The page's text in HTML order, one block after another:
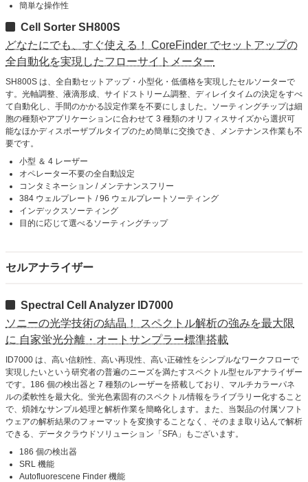
簡単な操作性
Cell Sorter SH800S
どなたにでも、すぐ使える！ CoreFinder でセットアップの
全自動化を実現したフローサイトメーター
SH800S は、全自動セットアップ・小型化・低価格を実現したセルソーターで
す。光軸調整、液滴形成、サイドストリーム調整、ディレイタイムの決定をすべ
て自動化し、手間のかかる設定作業を不要にしました。ソーティングチップは細
胞の種類やアプリケーションに合わせて 3 種類のオリフィスサイズから選択可
能なほかディスポーザブルタイプのため簡単に交換でき、メンテナンス作業も不
要です。
小型 ＆ 4 レーザー
オペレーター不要の全自動設定
コンタミネーション / メンテナンスフリー
384 ウェルプレート / 96 ウェルプレートソーティング
インデックスソーティング
目的に応じて選べるソーティングチップ
セルアナライザー
Spectral Cell Analyzer ID7000
ソニーの光学技術の結晶！ スペクトル解析の強みを最大限
に 自家蛍光分離・オートサンプラー標準搭載
ID7000 は、高い信頼性、高い再現性、高い正確性をシンプルなワークフローで
実現したいという研究者の普遍のニーズを満たすスペクトル型セルアナライザー
です。186 個の検出器と 7 種類のレーザーを搭載しており、マルチカラーパネ
ルの柔軟性を最大化。蛍光色素固有のスペクトル情報をライブラリー化すること
で、煩雑なサンプル処理と解析作業を簡略化します。また、当製品の付属ソフト
ウェアの解析結果のフォーマットを変換することなく、そのまま取り込んで解析
できる、データクラウドソリューション「SFA」もございます。
186 個の検出器
SRL 機能
Autofluorescene Finder 機能